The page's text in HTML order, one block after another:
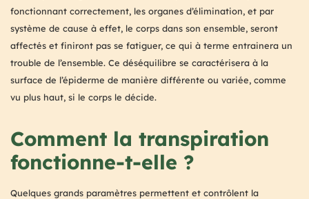
fonctionnant correctement, les organes d’élimination, et par
système de cause à effet, le corps dans son ensemble, seront
affectés et finiront pas se fatiguer, ce qui à terme entrainera un
trouble de l’ensemble. Ce déséquilibre se caractérisera à la
surface de l’épiderme de manière différente ou variée, comme
vu plus haut, si le corps le décide.
Comment la transpiration
fonctionne-t-elle ?
Quelques grands paramètres permettent et contrôlent la